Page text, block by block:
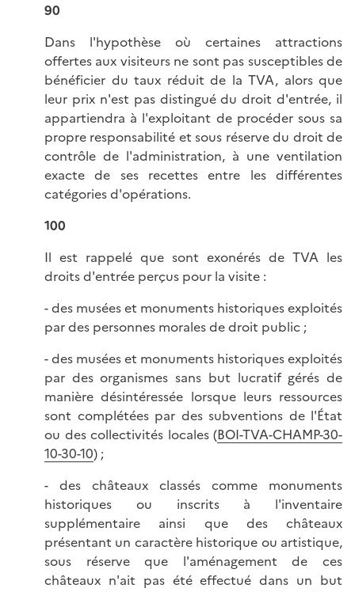
90
Dans l'hypothèse où certaines attractions
offertes aux visiteurs ne sont pas susceptibles de
bénéficier du taux réduit de la TVA, alors que
leur prix n'est pas distingué du droit d'entrée, il
appartiendra à l'exploitant de procéder sous sa
propre responsabilité et sous réserve du droit de
contrôle de l'administration, à une ventilation
exacte de ses recettes entre les différentes
catégories d'opérations.
100
Il est rappelé que sont exonérés de TVA les
droits d'entrée perçus pour la visite :
- des musées et monuments historiques exploités
par des personnes morales de droit public ;
- des musées et monuments historiques exploités
par des organismes sans but lucratif gérés de
manière désintéressée lorsque leurs ressources
sont complétées par des subventions de l'État
ou des collectivités locales (BOI-TVA-CHAMP-30-
10-30-10) ;
- des châteaux classés comme monuments
historiques ou inscrits à l'inventaire
supplémentaire ainsi que des châteaux
présentant un caractère historique ou artistique,
sous réserve que l'aménagement de ces
châteaux n'ait pas été effectué dans un but